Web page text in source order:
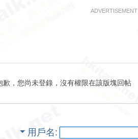
ADVERTISEMENT
歉，您尚未登錄，沒有權限在該版塊回帖
用戶名